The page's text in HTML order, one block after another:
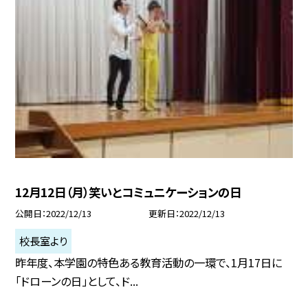
12月12日（月）笑いとコミュニケーションの日
公開日 2022/12/13 更新日 2022/12/13
校長室より
昨年度、本学園の特色ある教育活動の一環で、1月17日に
「ドローンの日」として、ド...